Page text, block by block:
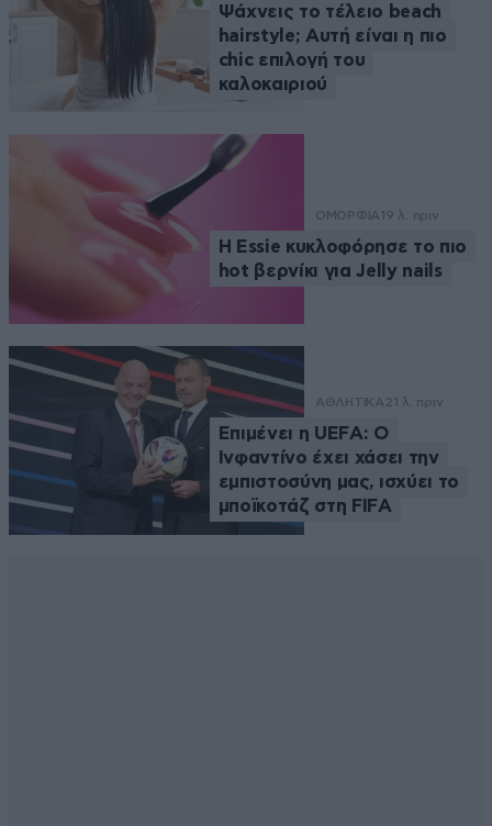
Ψάχνεις το τέλειο beach
hairstyle; Αυτή είναι η πιο
chic επιλογή του
καλοκαιριού
ΟΜΟΡΦΙΑ 19 λ. πριν
Η Essie κυκλοφόρησε το πιο
hot βερνίκι για Jelly nails
ΑΘΛΗΤΙΚΑ21 λ. πριν
Επιμένει η UEFA: Ο
Ινφαντίνο έχει χάσει την
εμπιστοσύνη μας, ισχύει το
μποϊκοτάζ στη FIFA